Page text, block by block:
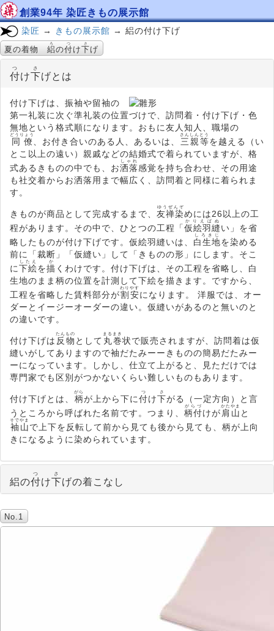
創業94年 染匠きもの展示館
染匠 → きもの展示館 → 絽の付け下げ
夏の着物絽
ろ
の付
つ
け 下
さ
げ
付
つ
け下
さ
げとは
付け下げは、振袖や留袖の
第一礼装に次ぐ準礼装の位置づけで、訪問着・付け下げ・色
無地という格式順になります。おもに友人知人、職場の
同僚
どうりょう
、お付き合いのある人、あるいは、 三親等
さんしんとう
を越える（い
とこ以上の遠い）親戚などの結婚式で着られていますが、格
式あるきものの中でも、お洒落
しゃれ
感覚を持ち合わせ、その用途
も社交着からお洒落用まで幅広く、訪問着と同様に着られま
す。
きものが商品として完成するまで、 友禅染
ゆうぜんぞ
めには26以上の工
程があります。その中で、ひとつの工程「仮絵羽縫
かりえばぬ
い」を省
略したものが付け下げです。仮絵羽縫いは、 白生地
しろきじ
を染める
前に「裁断」「仮縫い」して「きものの形」にします。そこ
に下絵
したえ
を描
か
くわけです。付け下げは、その工程を省略し、白
生地のまま柄の位置を計測して下絵を描きます。ですから、
工程を省略した賃料部分が割安
わりやす
になります。 洋服では、オー
ダーとイージーオーダーの違い。仮縫いがあるのと無いのと
の違いです。
付け下げは 反物
たんもの
として 丸巻
まるまき
状で販売されますが、訪問着は仮
縫いがしてありますので袖だたみーーきものの簡易だたみー
ーになっています。しかし、仕立て上がると、見ただけでは
専門家でも区別がつかないくらい難しいものもあります。
付け下げとは、 柄
がら
が上から下に付
つ
け下
さ
がる（一定方向）と言
うところから呼ばれた名前です。つまり、 柄付
がらづ
けが肩山
かたやま
と
袖山
そでやま
で上下を反転して前から見ても後から見ても、柄が上向
きになるように染められています。
絽の付
つ
け下
さ
げの着こなし
No.1